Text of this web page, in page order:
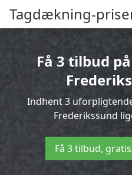
Tagdækning-
Få 3 tilbud
Indhent 3
Frederikssund
Få 3 tilbud,